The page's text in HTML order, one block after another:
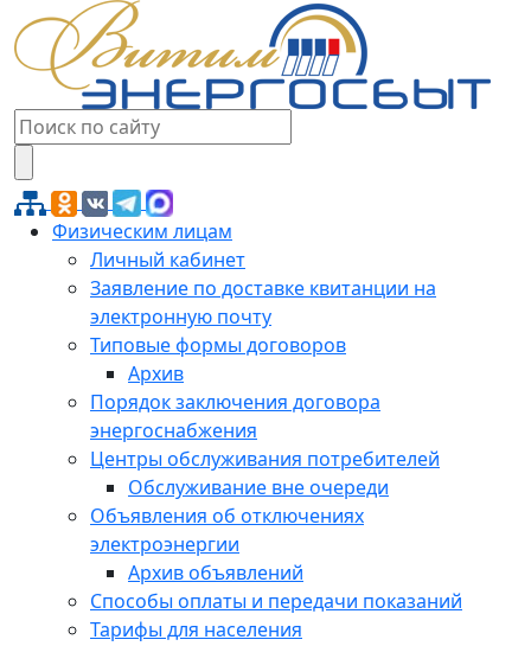
Физическим лицам
Личный кабинет
Заявление по доставке квитанции на
электронную почту
Типовые формы договоров
Архив
Порядок заключения договора
энергоснабжения
Центры обслуживания потребителей
Обслуживание вне очереди
Объявления об отключениях
электроэнергии
Архив объявлений
Способы оплаты и передачи показаний
Тарифы для населения